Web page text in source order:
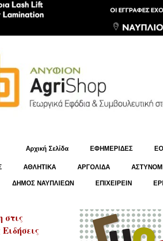
Αρχική Σελίδα ΕΦΗΜΕΡΙΔΕΣ
ΑΘΛΗΤΙΚΑ ΑΡΓΟΛΙΔΑ
ΔΗΜΟΣ ΝΑΥΠΛΙΕΩΝ ΕΠΙΧΕΙΡΕΙΝ
στις